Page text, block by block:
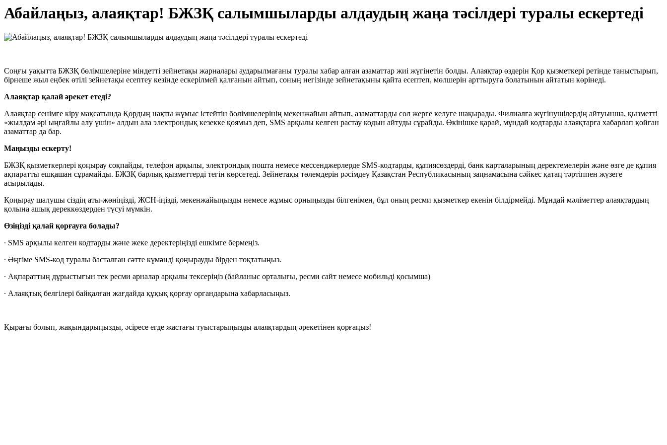
Абайлаңыз, алаяқтар! БЖЗҚ салымшыларды алдаудың жаңа тәсілдері туралы ескертеді
Соңғы уақытта БЖЗҚ бөлімшелеріне міндетті зейнетақы жарналары аударылмағаны туралы хабар алған азаматтар жиі жүгінетін болды. Алаяқтар өздерін Қор қызметкері ретінде таныстырып,
бірнеше жыл еңбек өтілі зейнетақы есептеу кезінде ескерілмей қалғанын айтып, соның негізінде зейнетақыны қайта есептеп, мөлшерін арттыруға болатынын айтатын көрінеді.
Алаяқтар қалай әрекет етеді?
Алаяқтар сенімге кіру мақсатында Қордың нақты жұмыс істейтін бөлімшелерінің мекенжайын айтып, азаматтарды сол жерге келуге шақырады. Филиалға жүгінушілердің айтуынша, қызметті
«жылдам әрі ыңғайлы алу үшін» алдын ала электрондық кезекке қоямыз деп, SMS арқылы келген растау кодын айтуды сұрайды. Өкінішке қарай, мұндай кодтарды алаяқтарға хабарлап қойған
азаматтар да бар.
Маңызды ескерту!
БЖЗҚ қызметкерлері қоңырау соқпайды, телефон арқылы, электрондық пошта немесе мессенджерлерде SMS-кодтарды, құпиясөздерді, банк карталарының деректемелерін және өзге де құпия
ақпаратты ешқашан сұрамайды. БЖЗҚ барлық қызметтерді тегін көрсетеді. Зейнетақы төлемдерін рәсімдеу Қазақстан Республикасының заңнамасына сәйкес қатаң тәртіппен жүзеге
асырылады.
Қоңырау шалушы сіздің аты-жөніңізді, ЖСН-іңізді, мекенжайыңызды немесе жұмыс орныңызды білгенімен, бұл оның ресми қызметкер екенін білдірмейді. Мұндай мәліметтер алаяқтардың
қолына ашық дереккөздерден түсуі мүмкін.
Өзіңізді қалай қорғауға болады?
∙ SMS арқылы келген кодтарды және жеке деректеріңізді ешкімге бермеңіз.
∙ Әңгіме SMS-код туралы басталған сәтте күмәнді қоңырауды бірден тоқтатыңыз.
∙ Ақпараттың дұрыстығын тек ресми арналар арқылы тексеріңіз (байланыс орталығы, ресми сайт немесе мобильді қосымша)
∙ Алаяқтық белгілері байқалған жағдайда құқық қорғау органдарына хабарласыңыз.
Қырағы болып, жақындарыңызды, әсіресе егде жастағы туыстарыңызды алаяқтардың әрекетінен қорғаңыз!